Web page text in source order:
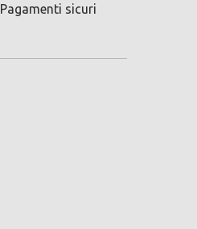
Pagamenti sicuri